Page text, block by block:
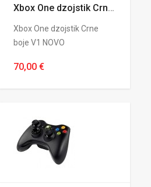
Xbox One dzojstik Crne boje V1 NOVO
Xbox One dzojstik Crne
boje V1 NOVO
70,00 €